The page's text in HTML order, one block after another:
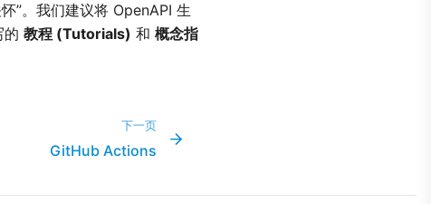
”。我们建议将 OpenAPI 生
的 教程 (Tutorials) 和 概念指
下一页
GitHub Actions